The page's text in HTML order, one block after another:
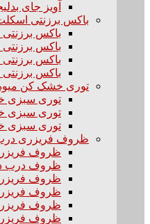
آویز جای
باکس برزنتی
باکس برزنتی
باکس
باکس برزنتی
باکس برزنتی
توری خشک کن
توری سبزی
توری سبزی
توری سبزی
ظروف فریزری درب
ظروف فریزری 250
ظروف درب دار
ظروف فریزری 700
ظروف فریزری 1000
ظروف فریزری ۱۲۰۰
ظروف فریزری ۱۵۰۰